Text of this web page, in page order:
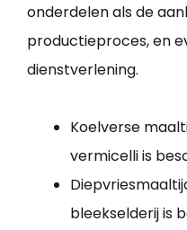
onderdelen als de
productieproces, en
dienstverlening.
Koelverse
vermicelli is
bleekselderij is